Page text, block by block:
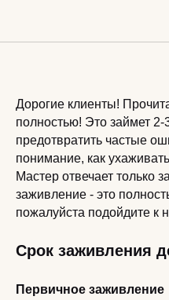
Дорогие клиенты!
полностью! Это займет
предотвратить частые
понимание, как
Мастер отвечает только
заживление - это
пожалуйста подойдите к
Срок заживления
Первичное заживление